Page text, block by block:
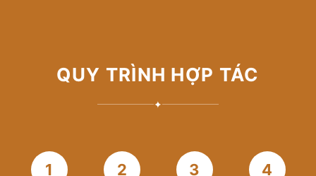
QUY TRÌNH HỢP TÁC
✦
1 2 3 4